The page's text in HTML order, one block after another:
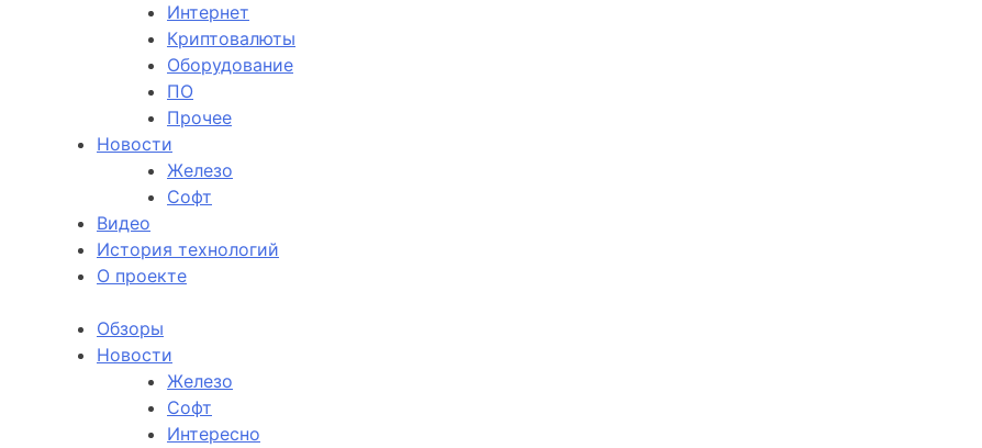
Интернет
Криптовалюты
Оборудование
ПО
Прочее
Новости
Железо
Софт
Видео
История технологий
О проекте
Обзоры
Новости
Железо
Софт
Интересно